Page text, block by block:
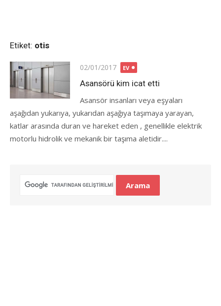
Etiket: otis
Posted
on
02/01/2017 EV
Asansörü kim icat etti
Asansör insanları veya eşyaları
aşağıdan yukarıya, yukarıdan aşağıya taşımaya yarayan,
katlar arasında duran ve hareket eden , genellikle elektrik
motorlu hidrolik ve mekanik bir taşıma aletidir....